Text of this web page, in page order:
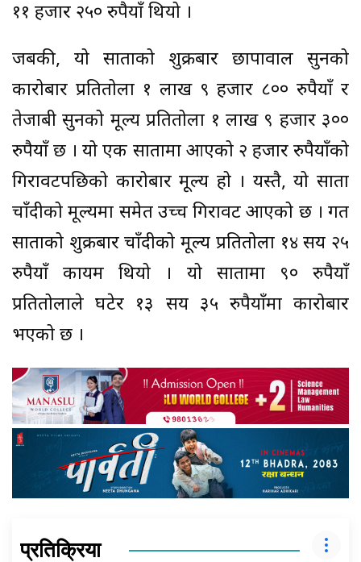
११ हजार २५० रुपैयाँ थियो ।
जबकी, यो साताको शुक्रबार छापावाल सुनको
कारोबार प्रतितोला १ लाख ९ हजार ८०० रुपैयाँ र
तेजाबी सुनको मूल्य प्रतितोला १ लाख ९ हजार ३००
रुपैयाँ छ । यो एक सातामा आएको २ हजार रुपैयाँको
गिरावटपछिको कारोबार मूल्य हो । यस्तै, यो साता
चाँदीको मूल्यमा समेत उच्च गिरावट आएको छ । गत
साताको शुक्रबार चाँदीको मूल्य प्रतितोला १४ सय २५
रुपैयाँ कायम थियो । यो सातामा ९० रुपैयाँ
प्रतितोलाले घटेर १३ सय ३५ रुपैयाँमा कारोबार
भएको छ ।
प्रतिक्रिया